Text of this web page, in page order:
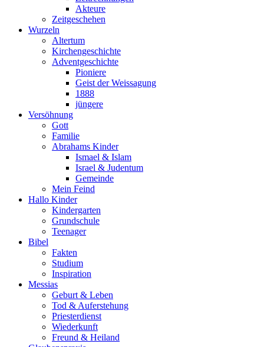
Akteure
Zeitgeschehen
Wurzeln
Altertum
Kirchengeschichte
Adventgeschichte
Pioniere
Geist der Weissagung
1888
jüngere
Versöhnung
Gott
Familie
Abrahams Kinder
Ismael & Islam
Israel & Judentum
Gemeinde
Mein Feind
Hallo Kinder
Kindergarten
Grundschule
Teenager
Bibel
Fakten
Studium
Inspiration
Messias
Geburt & Leben
Tod & Auferstehung
Priesterdienst
Wiederkunft
Freund & Heiland